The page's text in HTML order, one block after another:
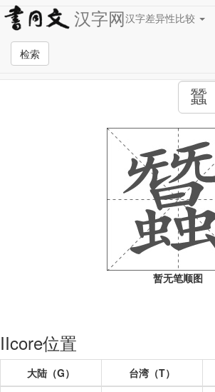
汉字网汉字差异性比较
检索
全站检索页面
暂无笔顺图
IIcore位置
大陆（G） 台湾（T）